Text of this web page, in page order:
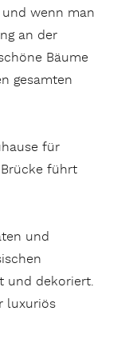
wenn man
an der
Bäume
gesamten
für
führt
und
und dekoriert.
luxuriös